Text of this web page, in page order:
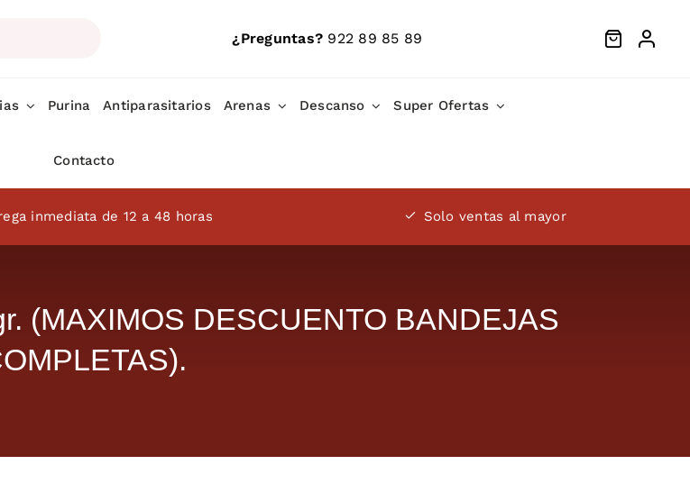
¿Preguntas? 922 89 85 89
Purina Antiparasitarios Arenas Descanso Super Ofertas
Contacto
inmediata de 12 a 48 horas Solo ventas al mayor
(MAXIMOS DESCUENTO BANDEJAS